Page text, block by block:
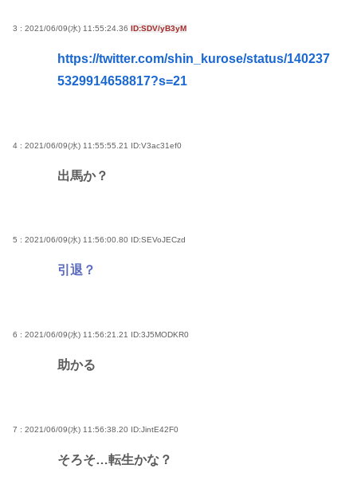
3 : 2021/06/09(水) 11:55:24.36 ID:SDV/yB3yM
https://twitter.com/shin_kurose/status/140237
5329914658817?s=21
4 : 2021/06/09(水) 11:55:55.21 ID:V3ac31ef0
出馬か？
5 : 2021/06/09(水) 11:56:00.80 ID:SEVoJECzd
引退？
6 : 2021/06/09(水) 11:56:21.21 ID:3J5MODKR0
助かる
7 : 2021/06/09(水) 11:56:38.20 ID:JintE42F0
そろそ…転生かな？